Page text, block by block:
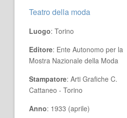
Teatro della moda
Luogo: Torino
Editore: Ente Autonomo per la
Mostra Nazionale della Moda
Stampatore: Arti Grafiche C.
Cattaneo - Torino
Anno: 1933 (aprile)